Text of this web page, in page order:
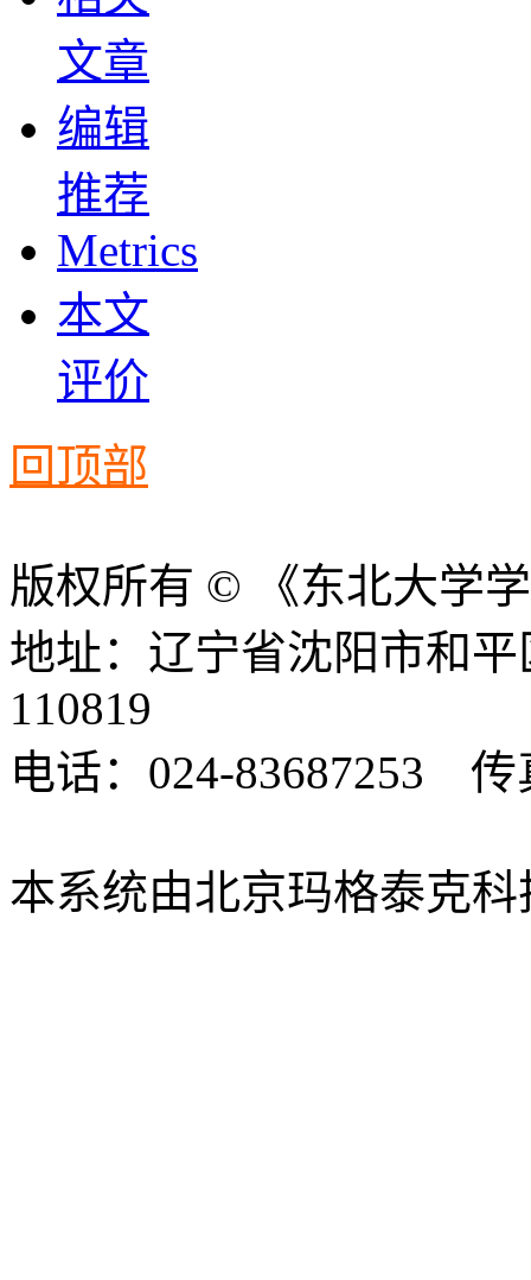
文章
编辑
推荐
Metrics
本文
评价
回顶部
版权所有 © 《东北大学
地址：辽宁省沈阳市和
110819
电话：024-83687253
本系统由北京玛格泰克